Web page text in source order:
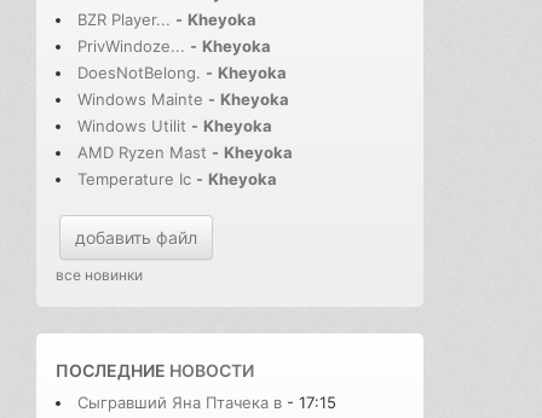
BZR Player... - Kheyoka
PrivWindoze... - Kheyoka
DoesNotBelong. - Kheyoka
Windows Mainte - Kheyoka
Windows Utilit - Kheyoka
AMD Ryzen Mast - Kheyoka
Temperature Ic - Kheyoka
добавить файл
все новинки
ПОСЛЕДНИЕ НОВОСТИ
Сыгравший Яна Птачека в - 17:15